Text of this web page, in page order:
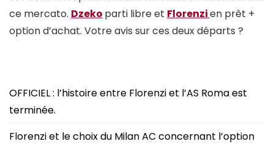
ce mercato. Dzeko parti libre et Florenzien prêt +
option d’achat. Votre avis sur ces deux départs ?
OFFICIEL : l’histoire entre Florenzi et l’AS Roma est
terminée.
Florenzi et le choix du Milan AC concernant l’option